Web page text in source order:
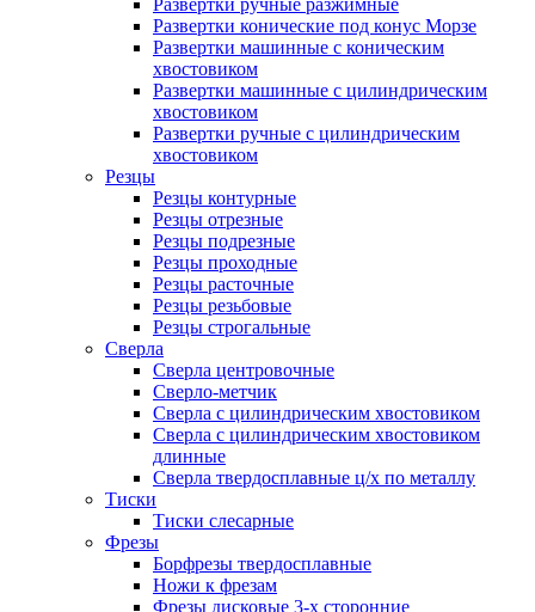
Развертки ручные разжимные
Развертки конические под конус Морзе
Развертки машинные с коническим
хвостовиком
Развертки машинные с цилиндрическим
хвостовиком
Развертки ручные с цилиндрическим
хвостовиком
Резцы
Резцы контурные
Резцы отрезные
Резцы подрезные
Резцы проходные
Резцы расточные
Резцы резьбовые
Резцы строгальные
Сверла
Сверла центровочные
Сверло-метчик
Сверла с цилиндрическим хвостовиком
Сверла с цилиндрическим хвостовиком
длинные
Сверла твердосплавные ц/х по металлу
Тиски
Тиски слесарные
Фрезы
Борфрезы твердосплавные
Ножи к фрезам
Фрезы дисковые 3-х сторонние